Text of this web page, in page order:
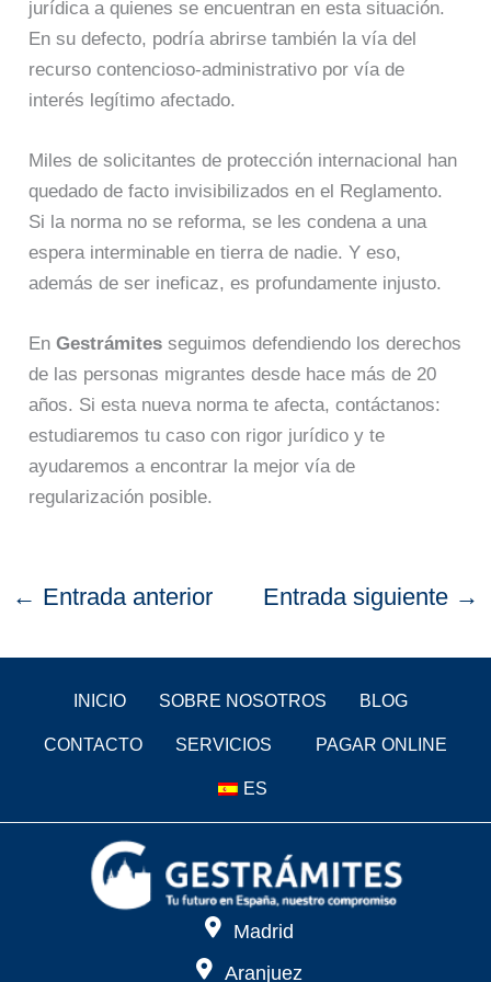
jurídica a quienes se encuentran en esta situación.
En su defecto, podría abrirse también la vía del
recurso contencioso-administrativo por vía de
interés legítimo afectado.
Miles de solicitantes de protección internacional han
quedado de facto invisibilizados en el Reglamento.
Si la norma no se reforma, se les condena a una
espera interminable en tierra de nadie. Y eso,
además de ser ineficaz, es profundamente injusto.
EnGestrámites seguimos defendiendo los derechos
de las personas migrantes desde hace más de 20
años. Si esta nueva norma te afecta, contáctanos:
estudiaremos tu caso con rigor jurídico y te
ayudaremos a encontrar la mejor vía de
regularización posible.
← Entrada anterior Entrada siguiente →
INICIO SOBRE NOSOTROS BLOG
CONTACTO SERVICIOS PAGAR ONLINE
ES
Madrid
Aranjuez